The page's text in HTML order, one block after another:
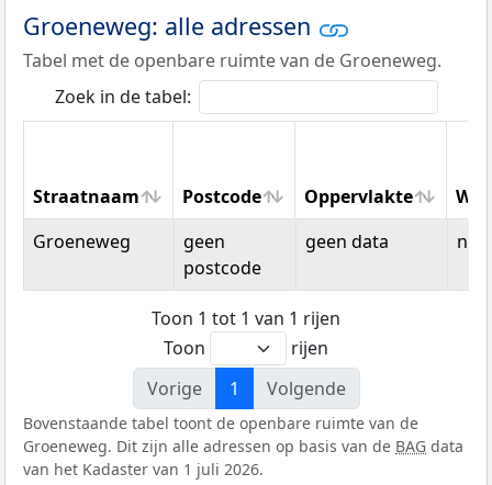
Groeneweg: alle adressen
Tabel met de openbare ruimte van de Groeneweg.
Zoek in de tabel:
Straatnaam Postcode Oppervlakte
Straatnaam
Postcode Oppervlakte
Groeneweg
geen
postcode
geen data
Toon 1 tot 1 van 1 rijen
Toon
rijen
Vorige
1 Volgende
Bovenstaande tabel toont de openbare ruimte van de
Groeneweg. Dit zijn alle adressen op basis van de BAG data
van het Kadaster van 1 juli 2026.